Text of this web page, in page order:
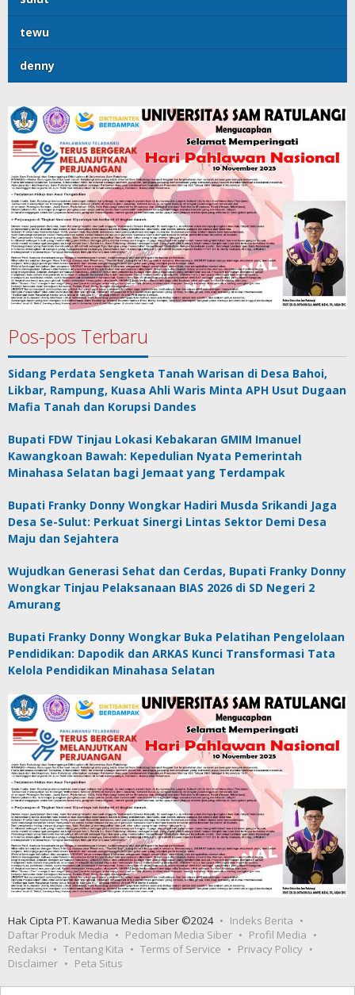
tewu
denny
Pos-pos Terbaru
Sidang Perdata Sengketa Tanah Warisan di Desa Bahoi,
Likbar, Rampung, Kuasa Ahli Waris Minta APH Usut Dugaan
Mafia Tanah dan Korupsi Dandes
Bupati FDW Tinjau Lokasi Kebakaran GMIM Imanuel
Kawangkoan Bawah: Kepedulian Nyata Pemerintah
Minahasa Selatan bagi Jemaat yang Terdampak
Bupati Franky Donny Wongkar Hadiri Musda Srikandi Jaga
Desa Se-Sulut: Perkuat Sinergi Lintas Sektor Demi Desa
Maju dan Sejahtera
Wujudkan Generasi Sehat dan Cerdas, Bupati Franky Donny
Wongkar Tinjau Pelaksanaan BIAS 2026 di SD Negeri 2
Amurang
Bupati Franky Donny Wongkar Buka Pelatihan Pengelolaan
Pendidikan: Dapodik dan ARKAS Kunci Transformasi Tata
Kelola Pendidikan Minahasa Selatan
Hak Cipta PT. Kawanua Media Siber ©2024
Indeks Berita
Daftar Produk Media
Pedoman Media Siber
Profil Media
Redaksi
Tentang Kita Terms of Service
Privacy Policy
Disclaimer
Peta Situs